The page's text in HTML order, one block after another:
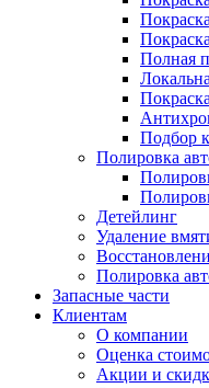
Полная
Подбор
Полировка
Детейлинг
Удаление
Полировка
Запасные части
Клиентам
О компании
Оценка
Акции и